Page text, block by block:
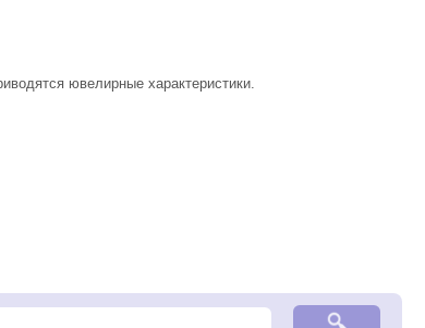
ювелирные характеристики.